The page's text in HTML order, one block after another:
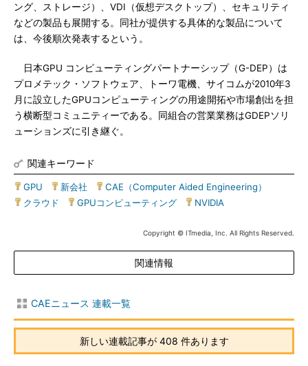
ング、ストレージ）、VDI（仮想デスクトップ）、セキュリティ
などの製品も展開する。同社が提供する具体的な製品について
は、今後順次発表するという。
日本GPU コンピューティングパートナーシップ（G-DEP）は
プロメテック・ソフトウェア、トーワ電機、サイコムが2010年3
月に設立したGPUコンピューティングの用途開拓や市場創出を担
う横断型コミュニティーである。同組合の営業業務はGDEPソリ
ューションズに引き継ぐ。
関連キーワード
GPU 新会社 CAE（Computer Aided Engineering）
クラウド
GPUコンピューティング NVIDIA
Copyright © ITmedia, Inc. All Rights Reserved.
関連情報
CAEニュース 連載一覧
新しい連載記事が 408 件あります